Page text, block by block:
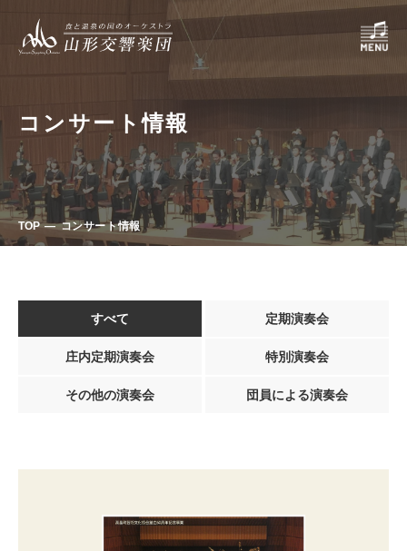
コンサート情報
TOP コンサート情報
すべて 定期演奏会
庄内定期演奏会 特別演奏会
その他の演奏会 団員による演奏会